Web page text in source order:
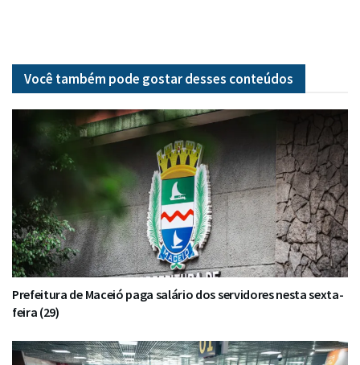
Você também pode gostar desses conteúdos
Prefeitura de Maceió paga salário dos servidores nesta sexta-
feira (29)